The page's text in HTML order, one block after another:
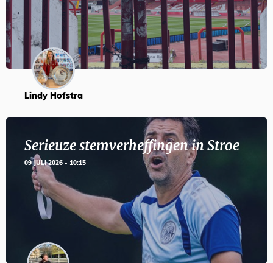
Lindy Hofstra
Serieuze stemverheffingen in Stroe
09 JULI 2026 - 10:15